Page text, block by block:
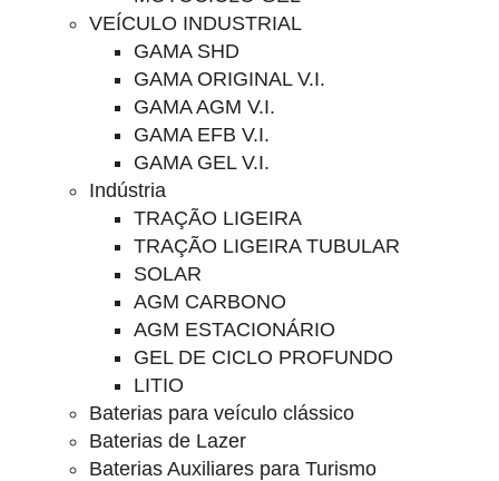
VEÍCULO INDUSTRIAL
GAMA SHD
GAMA ORIGINAL V.I.
GAMA AGM V.I.
GAMA EFB V.I.
GAMA GEL V.I.
Indústria
TRAÇÃO LIGEIRA
TRAÇÃO LIGEIRA TUBULAR
SOLAR
AGM CARBONO
AGM ESTACIONÁRIO
GEL DE CICLO PROFUNDO
LITIO
Baterias para veículo clássico
Baterias de Lazer
Baterias Auxiliares para Turismo